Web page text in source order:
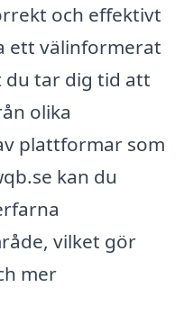
och effektivt
ett välinformerat
tar dig tid att
olika
plattformar som
kan du
vilket gör
mer